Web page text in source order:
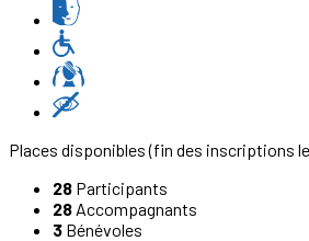
Places disponibles(fin des inscriptions
28 Participants
28 Accompagnants
3 Bénévoles